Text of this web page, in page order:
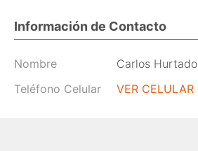
Información de Contacto
Nombre
Carlos Hurtado
Teléfono Celular
VER CELULAR